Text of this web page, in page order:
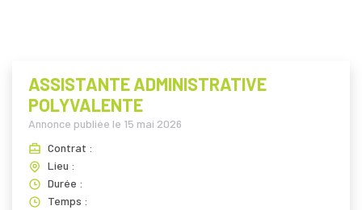
ASSISTANTE ADMINISTRATIVE
POLYVALENTE
Annonce publiée le 15 mai 2026
Contrat :
Lieu :
Durée :
Temps :